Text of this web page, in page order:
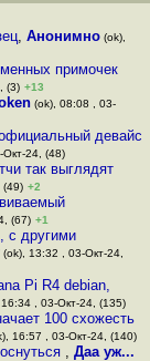
,Анонимно (ok),
примочек
(3) +13
(ok), 08:08 , 03-
девайс
24, (48)
так выглядят
(49) +2
(67) +1
с другими
(ok), 13:32 , 03-Окт-24,
Pi R4 debian,
, 03-Окт-24, (135)
100 схожесть
16:57 , 03-Окт-24, (140)
,Даа уж...